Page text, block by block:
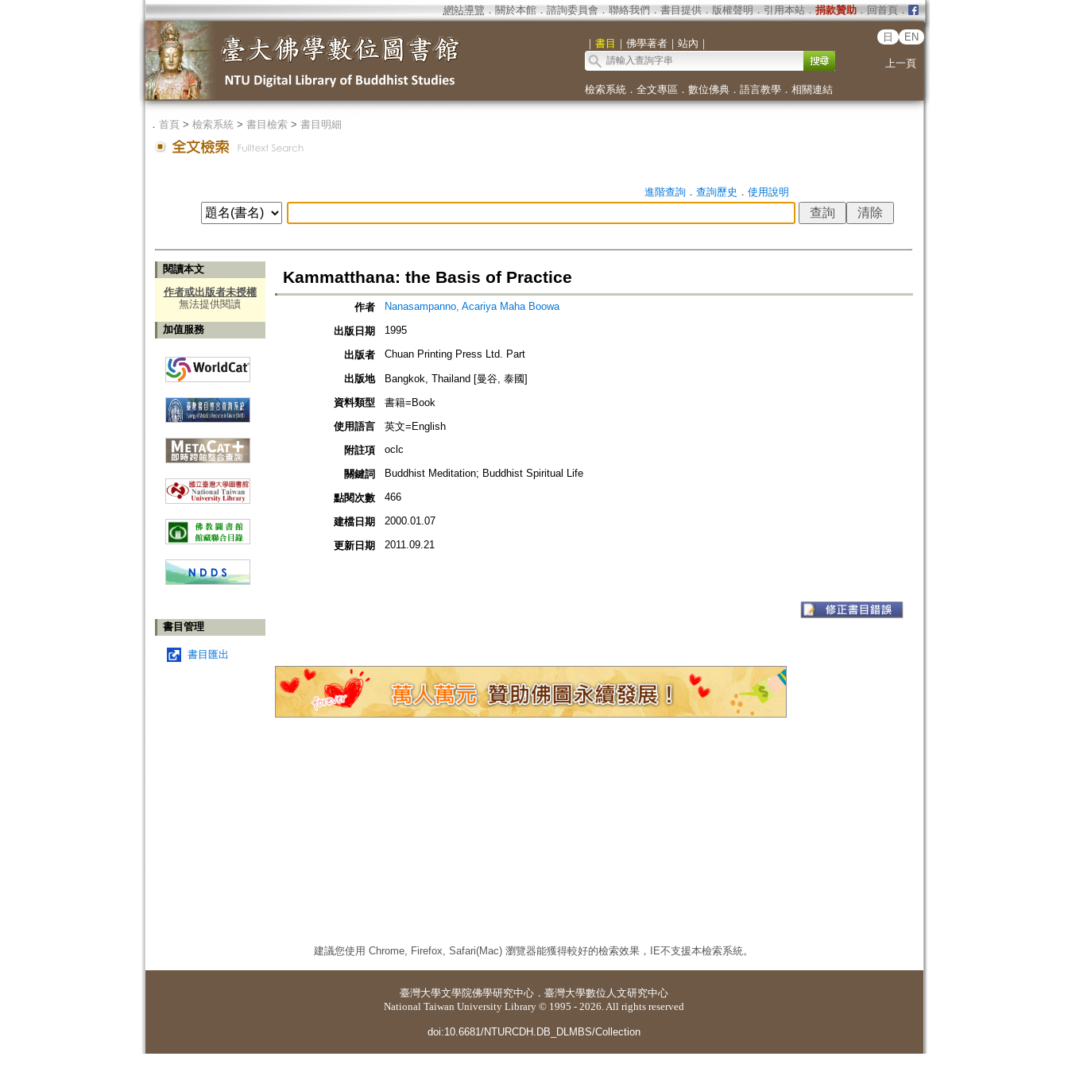
網站導覽 ． 關於本館． 諮詢委員會． 聯絡我們 ． 書目提供． 版權聲明 ． 引用本站． 捐款贊助．回首頁．
｜ 書目 ｜ 佛學著者｜ 站內 ｜
日 EN
上一頁
檢索系統． 全文專區 ． 數位佛典． 語言教學． 相關連結
． 首頁> 檢索系統> 書目檢索> 書目明細
進階查詢． 查詢歷史 ． 使用說明
閱讀本文
作者或出版者未授權
無法提供閱讀
加值服務
書目管理
書目匯出
Kammatthana: the Basis of Practice
作者 Nanasampanno, Acariya Maha Boowa
出版日期 1995
出版者 Chuan Printing Press Ltd. Part
出版地
Bangkok, Thailand [曼谷, 泰國]
資料類型
書籍=Book
使用語言
英文=English
附註項
oclc
關鍵詞 Buddhist Meditation; Buddhist Spiritual Life
點閱次數 466
建檔日期 2000.01.07
更新日期 2011.09.21
建議您使用 Chrome, Firefox, Safari(Mac) 瀏覽器能獲得較好的檢索效果，IE不支援本檢索系統。
臺灣大學文學院佛學研究中心 ． 臺灣大學數位人文研究中心
National Taiwan University Library © 1995 - 2026. All rights reserved
doi:10.6681/NTURCDH.DB_DLMBS/Collection